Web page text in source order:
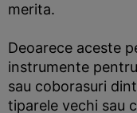
merita.
Deoarece aceste
instrumente
sau coborasuri
tiparele vechi sau